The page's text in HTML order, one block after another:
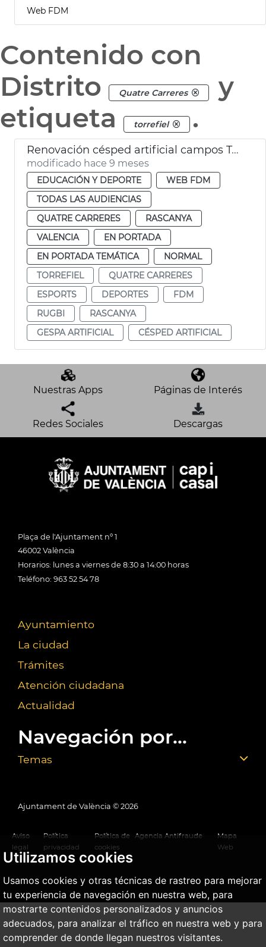
Utilizamos cookies
Usamos cookies y otras técnicas de rastreo para mejorar
tu experiencia de navegación en nuestra web, para
mostrarte contenidos personalizados y anuncios
adecuados, para analizar el tráfico en nuestra web y para
comprender de donde llegan nuestros visitantes.
Web FDM
Contenido con
Distrito
Quatre Carreres
y
etiqueta
torrefiel .
Renovación césped artificial campos Torrefiel y Quatre Carreres
modificado hace 9 meses
EDUCACIÓN Y DEPORTE
WEB FDM
TODAS LAS AUDIENCIAS
QUATRE CARRERES
RASCANYA
VALENCIA
EN PORTADA
EN PORTADA TEMÁTICA
NORMAL
TORREFIEL
QUATRE CARRERES
ESPORTS
DEPORTES
FDM
RUGBI
RASCANYA
GESPA ARTIFICIAL
CÉSPED ARTIFICIAL
Nuestras Apps Páginas de Interés
Redes Sociales Descargas
Plaça de l'Ajuntament nº 1
46002 València
Horarios: lunes a viernes de 8:30 a 14:00 horas
Teléfono: 963 52 54 78
Ayuntamiento
La ciudad
Trámites
Atención ciudadana
Actualidad
Navegación por...
Temas
Ajuntament de València © 2026
Aviso
legal
Política
privacidad
Política de
cookies
Agencia Antifraude
Mapa
Web